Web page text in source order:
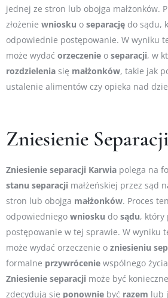
jednej ze stron lub obojga małżonków.
złożenie wniosku o separację do sądu,
odpowiednie postępowanie. W wyniku
może wydać orzeczenie o separacji, w
rozdzielenia się małżonków, takie jak
ustalenie alimentów czy opieka nad
Zniesienie
Zniesienie separacji Karwia polega na
stanu separacji małżeńskiej przez sąd
stron lub obojga małżonków. Proces
odpowiedniego wniosku do sądu, który
postępowanie w tej sprawie. W wyniku
może wydać orzeczenie o zniesieniu
formalne przywrócenie wspólnego życia
Zniesienie separacji może być
zdecydują się ponownie być razem lub